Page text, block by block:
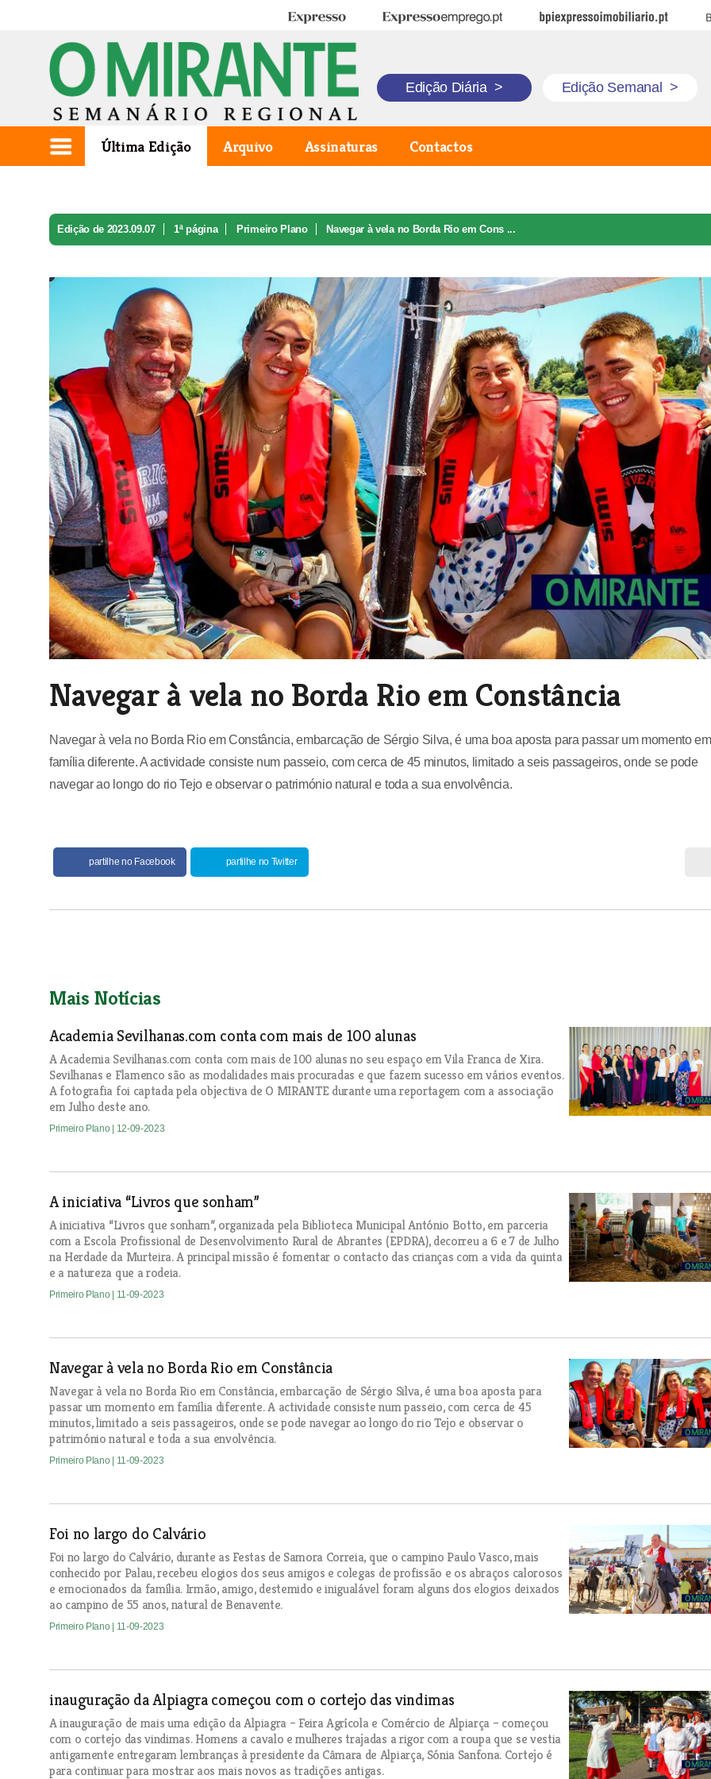
Expresso Expresso Emprego BPI Expresso Imobiliário
Edição Diária > Edição Semanal >
Última Edição Arquivo Assinaturas Contactos
Edição de 2023.09.07 1ª página Primeiro Plano Navegar à vela no Borda Rio em Cons ...
Navegar à vela no Borda Rio em Constância
Navegar à vela no Borda Rio em Constância, embarcação de Sérgio Silva, é uma boa aposta para passar um momento em
família diferente. A actividade consiste num passeio, com cerca de 45 minutos, limitado a seis passageiros, onde se pode
navegar ao longo do rio Tejo e observar o património natural e toda a sua envolvência.
partilhe no Facebook partilhe no Twitter
Mais Notícias
Academia Sevilhanas.com conta com mais de 100 alunas
A Academia Sevilhanas.com conta com mais de 100 alunas no seu espaço em Vila Franca de Xira.
Sevilhanas e Flamenco são as modalidades mais procuradas e que fazem sucesso em vários eventos.
A fotografia foi captada pela objectiva de O MIRANTE durante uma reportagem com a associação
em Julho deste ano.
Primeiro Plano | 12-09-2023
A iniciativa “Livros que sonham”
A iniciativa “Livros que sonham”, organizada pela Biblioteca Municipal António Botto, em parceria
com a Escola Profissional de Desenvolvimento Rural de Abrantes (EPDRA), decorreu a 6 e 7 de Julho
na Herdade da Murteira. A principal missão é fomentar o contacto das crianças com a vida da quinta
e a natureza que a rodeia.
Primeiro Plano | 11-09-2023
Navegar à vela no Borda Rio em Constância
Navegar à vela no Borda Rio em Constância, embarcação de Sérgio Silva, é uma boa aposta para
passar um momento em família diferente. A actividade consiste num passeio, com cerca de 45
minutos, limitado a seis passageiros, onde se pode navegar ao longo do rio Tejo e observar o
património natural e toda a sua envolvência.
Primeiro Plano | 11-09-2023
Foi no largo do Calvário
Foi no largo do Calvário, durante as Festas de Samora Correia, que o campino Paulo Vasco, mais
conhecido por Palau, recebeu elogios dos seus amigos e colegas de profissão e os abraços calorosos
e emocionados da família. Irmão, amigo, destemido e inigualável foram alguns dos elogios deixados
ao campino de 55 anos, natural de Benavente.
Primeiro Plano | 11-09-2023
inauguração da Alpiagra começou com o cortejo das vindimas
A inauguração de mais uma edição da Alpiagra – Feira Agrícola e Comércio de Alpiarça – começou
com o cortejo das vindimas. Homens a cavalo e mulheres trajadas a rigor com a roupa que se vestia
antigamente entregaram lembranças à presidente da Câmara de Alpiarça, Sónia Sanfona. Cortejo é
para continuar para mostrar aos mais novos as tradições antigas.